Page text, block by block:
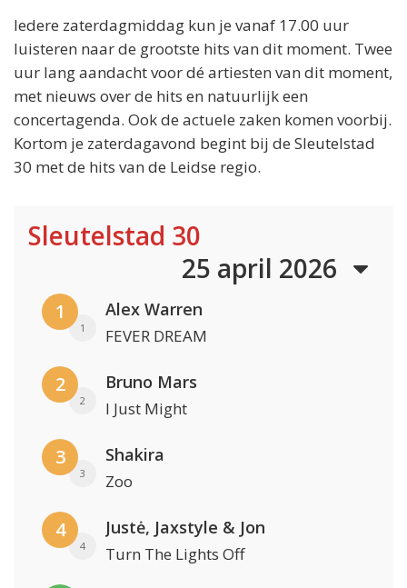
Iedere zaterdagmiddag kun je vanaf 17.00 uur
luisteren naar de grootste hits van dit moment. Twee
uur lang aandacht voor dé artiesten van dit moment,
met nieuws over de hits en natuurlijk een
concertagenda. Ook de actuele zaken komen voorbij.
Kortom je zaterdagavond begint bij de Sleutelstad
30 met de hits van de Leidse regio.
Sleutelstad 30
25 april 2026
1
1
Alex Warren
FEVER DREAM
2
2
Bruno Mars
I Just Might
3
3
Shakira
Zoo
4
4
Justė, Jaxstyle & Jon
Turn The Lights Off